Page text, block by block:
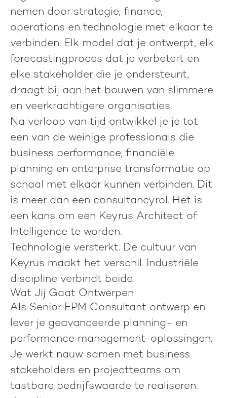
nemen door strategie, finance,
operations en technologie met elkaar te
verbinden. Elk model dat je ontwerpt, elk
forecastingproces dat je verbetert en
elke stakeholder die je ondersteunt,
draagt bij aan het bouwen van slimmere
en veerkrachtigere organisaties.
Na verloop van tijd ontwikkel je je tot
een van de weinige professionals die
business performance, financiële
planning en enterprise transformatie op
schaal met elkaar kunnen verbinden. Dit
is meer dan een consultancyrol. Het is
een kans om een Keyrus Architect of
Intelligence te worden.
Technologie versterkt. De cultuur van
Keyrus maakt het verschil. Industriële
discipline verbindt beide.
Wat Jij Gaat Ontwerpen
Als Senior EPM Consultant ontwerp en
lever je geavanceerde planning- en
performance management-oplossingen.
Je werkt nauw samen met business
stakeholders en projectteams om
tastbare bedrijfswaarde te realiseren.